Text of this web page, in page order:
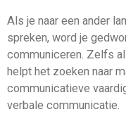
Als je naar een ander
spreken, word je
communiceren. Zelfs
helpt het zoeken naar
communicatieve
verbale communicatie.